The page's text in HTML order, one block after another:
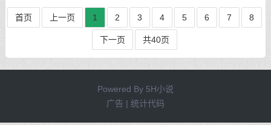
首页 上一页 1 2 3 4 5 6 7 8
下一页 共40页
Powered By 5H小说
广告 | 统计代码